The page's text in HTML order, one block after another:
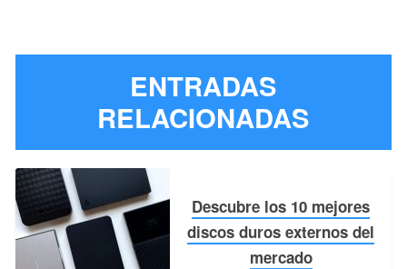
ENTRADAS
RELACIONADAS
Descubre los 10 mejores
discos duros externos del
mercado￼